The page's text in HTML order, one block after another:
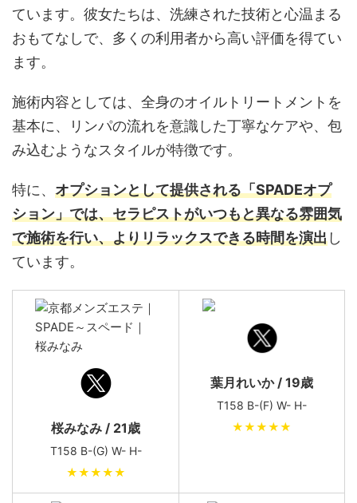
ています。彼女たちは、洗練された技術と心温まる
おもてなしで、多くの利用者から高い評価を得てい
ます。
施術内容としては、全身のオイルトリートメントを
基本に、リンパの流れを意識した丁寧なケアや、包
み込むようなスタイルが特徴です。
特に、 オプションとして提供される「SPADEオプ
ション」では、セラピストがいつもと異なる雰囲気
で施術を行い、よりリラックスできる時間を演出し
ています。
桜みなみ / 21歳
T158 B-(G) W- H-
★★★★★
葉月れいか / 19歳
T158 B-(F) W- H-
★★★★★